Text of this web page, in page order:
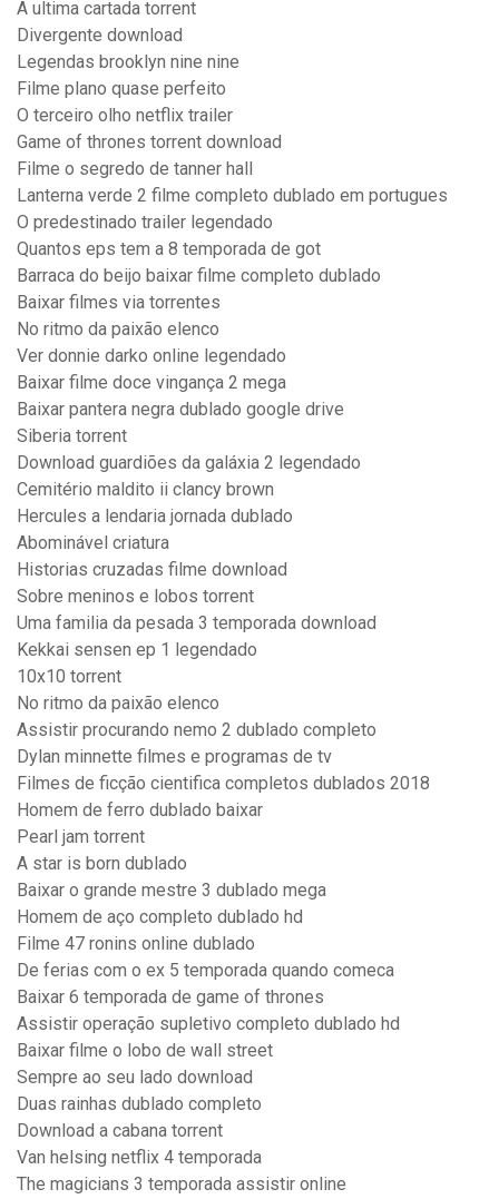
A ultima cartada torrent
Divergente download
Legendas brooklyn nine nine
Filme plano quase perfeito
O terceiro olho netflix trailer
Game of thrones torrent download
Filme o segredo de tanner hall
Lanterna verde 2 filme completo dublado em portugues
O predestinado trailer legendado
Quantos eps tem a 8 temporada de got
Barraca do beijo baixar filme completo dublado
Baixar filmes via torrentes
No ritmo da paixão elenco
Ver donnie darko online legendado
Baixar filme doce vingança 2 mega
Baixar pantera negra dublado google drive
Siberia torrent
Download guardiões da galáxia 2 legendado
Cemitério maldito ii clancy brown
Hercules a lendaria jornada dublado
Abominável criatura
Historias cruzadas filme download
Sobre meninos e lobos torrent
Uma familia da pesada 3 temporada download
Kekkai sensen ep 1 legendado
10x10 torrent
No ritmo da paixão elenco
Assistir procurando nemo 2 dublado completo
Dylan minnette filmes e programas de tv
Filmes de ficção cientifica completos dublados 2018
Homem de ferro dublado baixar
Pearl jam torrent
A star is born dublado
Baixar o grande mestre 3 dublado mega
Homem de aço completo dublado hd
Filme 47 ronins online dublado
De ferias com o ex 5 temporada quando comeca
Baixar 6 temporada de game of thrones
Assistir operação supletivo completo dublado hd
Baixar filme o lobo de wall street
Sempre ao seu lado download
Duas rainhas dublado completo
Download a cabana torrent
Van helsing netflix 4 temporada
The magicians 3 temporada assistir online